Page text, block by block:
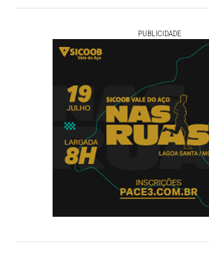
PUBLICIDADE